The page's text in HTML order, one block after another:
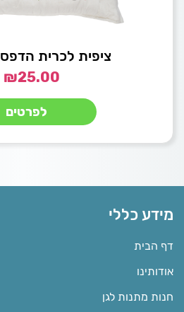
ציפית לכרית הדפס A4 רכבת
₪25.00
לפרטים
מידע כללי
דף הבית
אודותינו
חנות מתנות לגן